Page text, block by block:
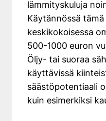
lämmityskuluja
Käytännössä
keskikokoisessa
500-1000 euron
Öljy- tai suoraa
käyttävissä
säästöpotentiaali
kuin esimerkiksi